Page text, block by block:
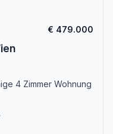
€ 479.000
4 Zimmer Wohnung